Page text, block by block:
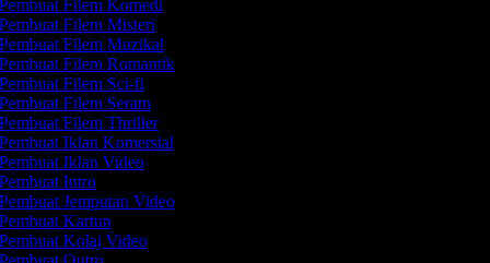
Filem Komedi
Filem Misteri
Filem Muzikal
Filem Romantik
Filem Sci-fi
Filem Seram
Filem Thriller
Iklan Komersial
Iklan Video
Intro
Jemputan Video
Kartun
Kolaj Video